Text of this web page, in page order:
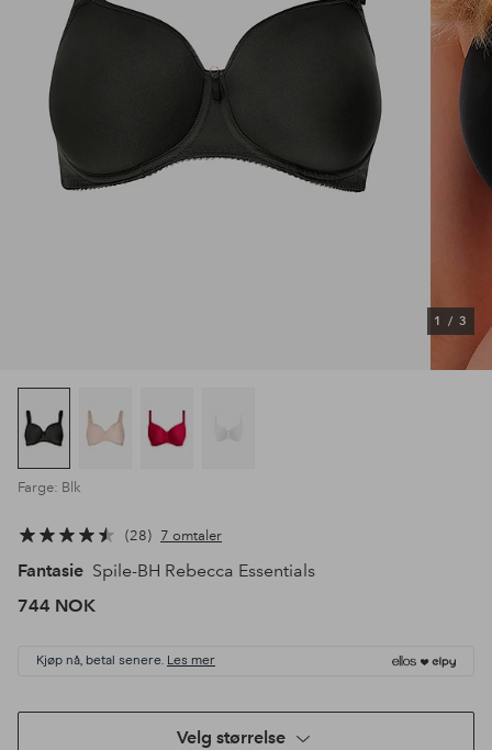
1 / 3
Farge: Blk
28 7 omtaler
Fantasie Spile-BH Rebecca Essentials
744 NOK
Kjøp nå, betal senere. Les mer
Velg størrelse